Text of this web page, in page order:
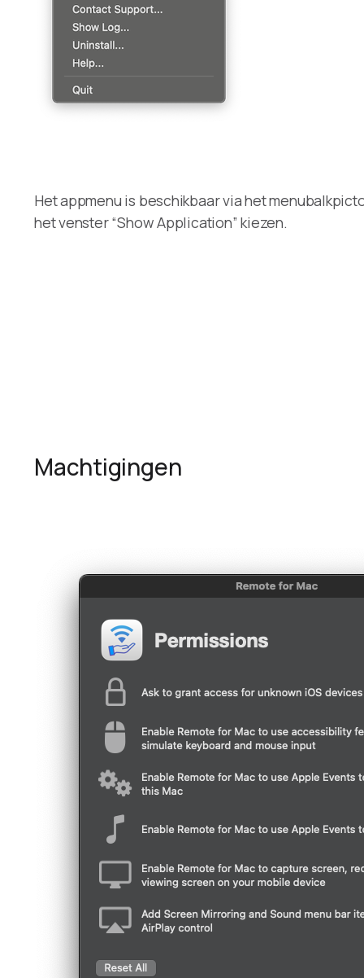
Het appmenu is beschikbaar via het
het venster “Show Application” kiezen.
Machtigingen